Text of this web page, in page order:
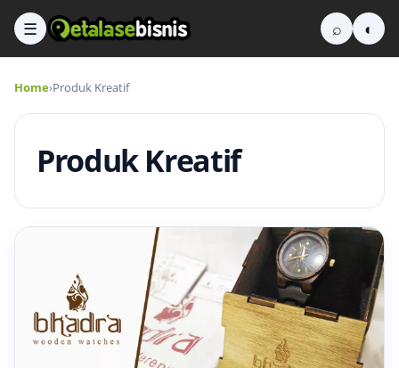
☰ ⌕ ◐
Home›Produk Kreatif
Produk Kreatif